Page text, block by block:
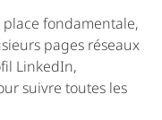
fondamentale,
pages réseaux
LinkedIn,
suivre toutes les